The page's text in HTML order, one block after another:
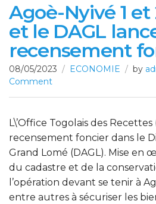
Agoè-Nyivé 1 et
et le DAGL
recensement
08/05/2023 ECONOMIE by
Comment
L\’Office Togolais des
recensement foncier dans le
Grand Lomé (DAGL). Mise en
du cadastre et de la
l’opération devant se tenir à
entre autres à sécuriser les